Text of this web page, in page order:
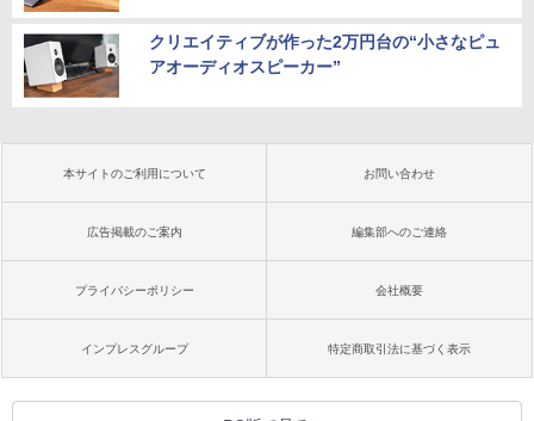
クリエイティブが作った2万円台の“小さなピュ
アオーディオスピーカー”
本サイトのご利用について お問い合わせ
広告掲載のご案内 編集部へのご連絡
プライバシーポリシー 会社概要
インプレスグループ 特定商取引法に基づく表示